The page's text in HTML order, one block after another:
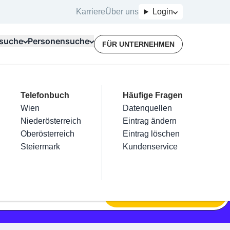
KarriereÜber uns Login
Kategorien
Friseur
Nägel
Haarentfernung
Make-Up
Für Unternehmer
Terminbuchung
Kostenlose Beratung
Top Branchen
Elektriker
Installateure
Maler & Lackierer
Branchen A-Z
Mein Firmeneintrag
Eintrag hinzufügen
Eintrag beanspruchen
Eintrag verwalten
Eintrag bewerben
Personensuche
Telefonbuch
Wien
Niederösterreich
Oberösterreich
Steiermark
Häufige Fragen
Datenquellen
Eintrag ändern
Eintrag löschen
Kundenservice
FÜR UNTERNEHMEN